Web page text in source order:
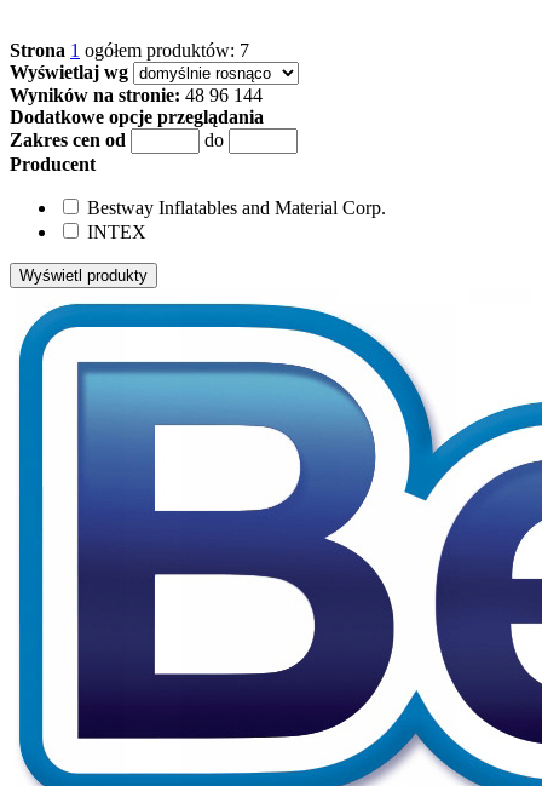
Strona 1 ogółem produktów: 7
Wyświetlaj wg
Wyników na stronie: 48 96 144
Dodatkowe opcje przeglądania
Zakres cen od
do
Producent
Bestway Inflatables and Material Corp.
INTEX